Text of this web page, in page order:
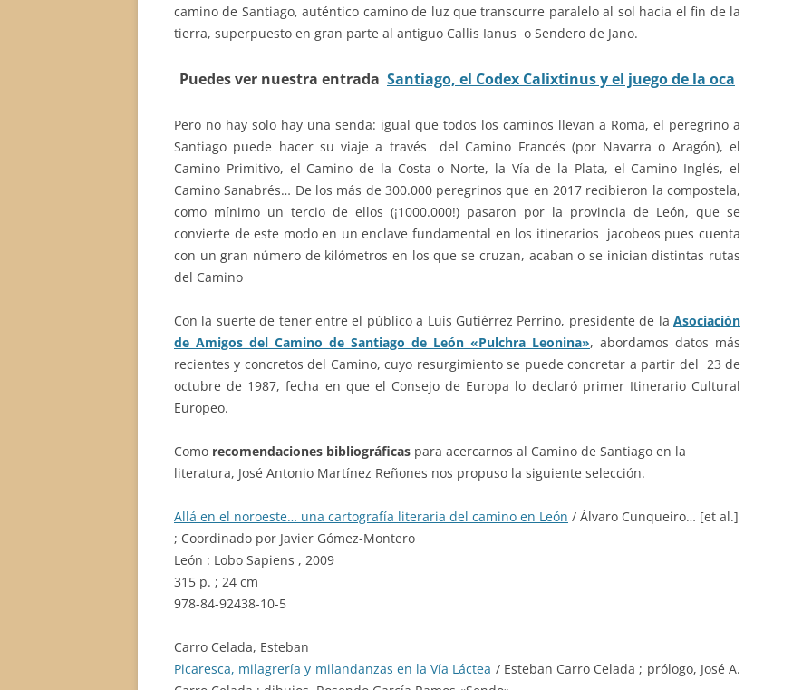
camino de Santiago, auténtico camino de luz que transcurre paralelo al sol hacia el fin de la
tierra, superpuesto en gran parte al antiguo Callis Ianus o Sendero de Jano.
Puedes ver nuestra entrada Santiago, el Codex Calixtinus y el juego de la oca
Pero no hay solo hay una senda: igual que todos los caminos llevan a Roma, el peregrino a
Santiago puede hacer su viaje a través del Camino Francés (por Navarra o Aragón), el
Camino Primitivo, el Camino de la Costa o Norte, la Vía de la Plata, el Camino Inglés, el
Camino Sanabrés… De los más de 300.000 peregrinos que en 2017 recibieron la compostela,
como mínimo un tercio de ellos (¡1000.000!) pasaron por la provincia de León, que se
convierte de este modo en un enclave fundamental en los itinerarios jacobeos pues cuenta
con un gran número de kilómetros en los que se cruzan, acaban o se inician distintas rutas
del Camino
Con la suerte de tener entre el público a Luis Gutiérrez Perrino, presidente de la Asociación
de Amigos del Camino de Santiago de León «Pulchra Leonina», abordamos datos más
recientes y concretos del Camino, cuyo resurgimiento se puede concretar a partir del 23 de
octubre de 1987, fecha en que el Consejo de Europa lo declaró primer Itinerario Cultural
Europeo.
Como recomendaciones bibliográficas para acercarnos al Camino de Santiago en la
literatura, José Antonio Martínez Reñones nos propuso la siguiente selección.
Allá en el noroeste… una cartografía literaria del camino en León / Álvaro Cunqueiro… [et al.]
; Coordinado por Javier Gómez-Montero
León : Lobo Sapiens , 2009
315 p. ; 24 cm
978-84-92438-10-5
Carro Celada, Esteban
Picaresca, milagrería y milandanzas en la Vía Láctea / Esteban Carro Celada ; prólogo, José A.